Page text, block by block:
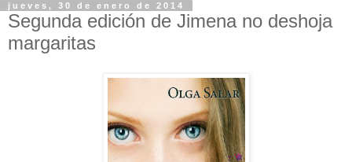
jueves, 30 de enero de 2014
Segunda edición de Jimena no deshoja
margaritas